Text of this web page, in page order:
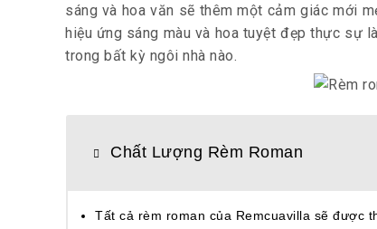
sáng và hoa văn sẽ thêm một cảm giác mới
hiệu ứng sáng màu và hoa tuyệt đẹp thực sự
trong bất kỳ ngôi nhà nào.
Chất Lượng Rèm Roman
Tất cả rèm roman của Remcuavilla sẽ được